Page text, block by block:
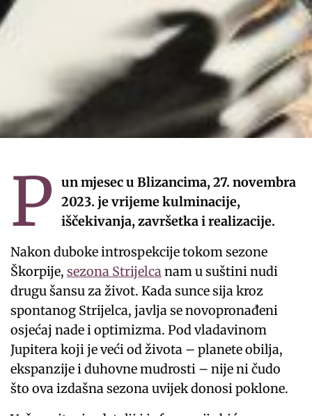
P
un mjesec u Blizancima, 27. novembra
2023. je vrijeme kulminacije,
iščekivanja, završetka i realizacije.
Nakon duboke introspekcije tokom sezone
Škorpije,sezona Strijelcanam u suštini nudi
drugu šansu za život. Kada sunce sija kroz
spontanog Strijelca, javlja se novopronađeni
osjećaj nade i optimizma. Pod vladavinom
Jupitera koji je veći od života – planete obilja,
ekspanzije i duhovne mudrosti – nije ni čudo
što ova izdašna sezona uvijek donosi poklone.